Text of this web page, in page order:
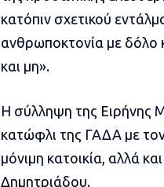
κατόπιν σχετικού
ανθρωποκτονία με δόλο
και μη».
Η σύλληψη της Ειρήνης
κατώφλι της ΓΑΔΑ με
μόνιμη κατοικία, αλλά
Δημητριάδου.